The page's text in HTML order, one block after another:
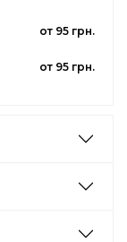
от 95 грн.
от 95 грн.